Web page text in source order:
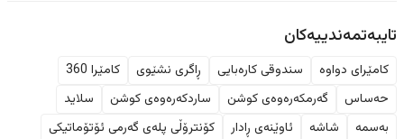
تایبەتمەندییەکان
کامێرای دواوە سندوقی کارەبایی ڕاگری نشێوی
کامێرا 360
حەساس
گەرمکەرەوەی کوشن ساردکەرەوەی کوشن
سلاید
بەسمە
شاشە ئاوێنەی ڕادار
کۆنترۆڵی پلەی گەرمی ئۆتۆماتیکی